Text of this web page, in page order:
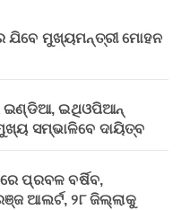
ମୁଖ୍ୟମନ୍ତ୍ରୀ ମୋହନ
ଇଣ୍ଡିଆ, ଇଥିଓପିଆନ୍
ସମ୍ଭାଳିବେ ଦାୟିତ୍ବ
ପ୍ରବଳ ବର୍ଷିବ,
ଆଲର୍ଟ, ୨୮ ଜିଲ୍ଲାକୁ